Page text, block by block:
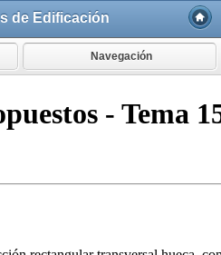
de Edificación
Navegación